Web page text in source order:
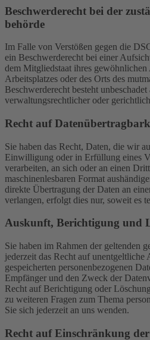
Beschwerde­recht bei der
behörde
Im Falle von Verstößen gegen die
ein Beschwerderecht bei einer
dem Mitgliedstaat ihres gewöhnlichen
Arbeitsplatzes oder des Orts des
Beschwerderecht besteht
verwaltungsrechtlicher oder
Recht auf
Sie haben das Recht, Daten, die wir
Einwilligung oder in Erfüllung eines
verarbeiten, an sich oder an einen
maschinenlesbaren Format
direkte Übertragung der Daten an
verlangen, erfolgt dies nur, soweit es
Auskunft, Berichtigung und
Sie haben im Rahmen der geltenden
jederzeit das Recht auf unentgeltliche
gespeicherten personenbezogenen
Empfänger und den Zweck der
Recht auf Berichtigung oder
zu weiteren Fragen zum Thema
Sie sich jederzeit an uns wenden.
Recht auf Einschränkung